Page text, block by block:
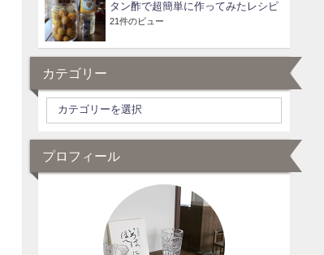
タン酢で超簡単に作ってみたレシピ
21件のビュー
カテゴリー
プロフィール